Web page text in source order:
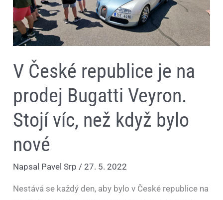
V České republice je na
prodej Bugatti Veyron.
Stojí víc, než když bylo
nové
Napsal Pavel Srp /27. 5. 2022
Nestává se každý den, aby bylo v České republice na
Stojí
víc,
než
když
bylo
nové